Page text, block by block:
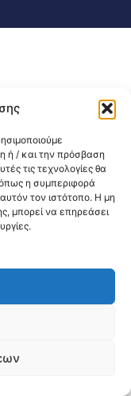
ή / και την πρόσβαση
τις τεχνολογίες θα
η συμπεριφορά
τον ιστότοπο. Η μη
μπορεί να επηρεάσει